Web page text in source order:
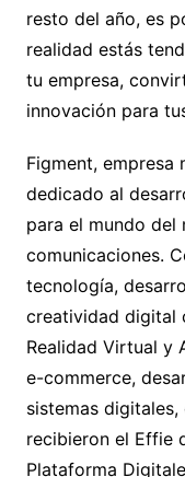
resto del año, es
realidad estás
tu empresa,
innovación para
Figment, empresa
dedicado al
para el mundo del
comunicaciones.
tecnología,
creatividad digital
Realidad Virtual y
e-commerce,
sistemas
recibieron el Effie
Plataforma